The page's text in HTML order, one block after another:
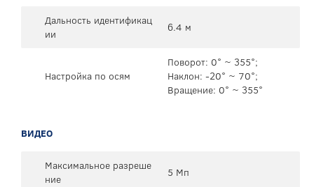
Дальность идентификац
ии
6.4 м
Настройка по осям
Поворот: 0° ~ 355°;
Наклон: -20° ~ 70°;
Вращение: 0° ~ 355°
ВИДЕО
Максимальное разреше
ние
5 Мп